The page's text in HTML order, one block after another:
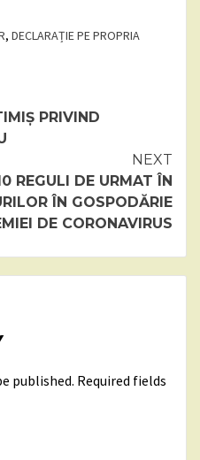
, DECLARAȚIE PE PROPRIA
PRIVIND
NEXT
REGULI DE URMAT ÎN
ÎN GOSPODĂRIE
DE CORONAVIRUS
published. Required fields